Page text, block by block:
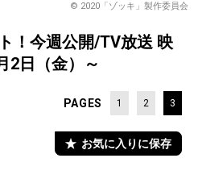
©️ 2020「ゾッキ」製作委員会
ト！今週公開/TV放送 映
2日（金）～
PAGES 1 2 3
お気に入りに保存